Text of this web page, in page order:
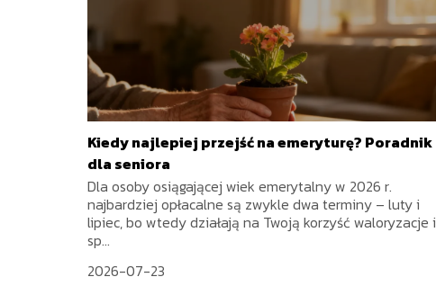
Kiedy najlepiej przejść na emeryturę? Poradnik
dla seniora
Dla osoby osiągającej wiek emerytalny w 2026 r.
najbardziej opłacalne są zwykle dwa terminy – luty i
lipiec, bo wtedy działają na Twoją korzyść waloryzacje i
sp...
2026-07-23